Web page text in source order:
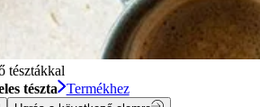
tésztákkal
tészta
Termékhez